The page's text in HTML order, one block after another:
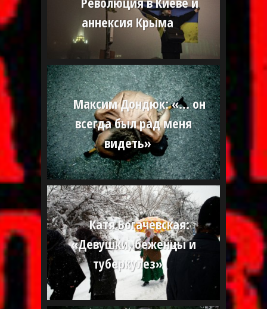
аннексия Крыма
Максим Дондюк: «… он
всегда был рад меня
видеть»
Катя Богачевская:
«Девушки, беженцы и
туберкулез»